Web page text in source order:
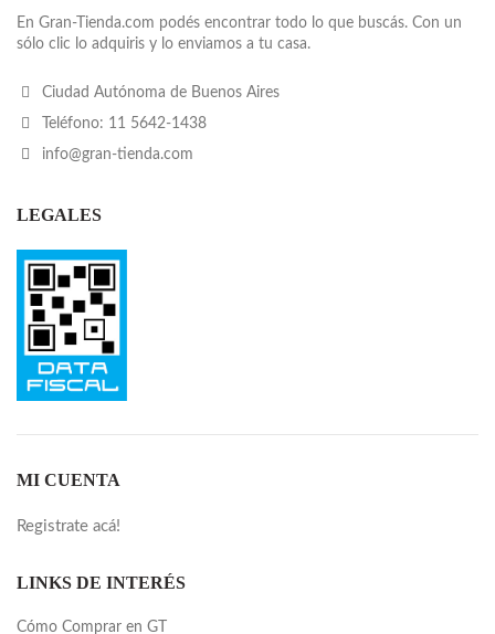
En Gran-Tienda.com podés encontrar todo lo que buscás. Con un
sólo clic lo adquiris y lo enviamos a tu casa.
Ciudad Autónoma de Buenos Aires
Teléfono: 11 5642-1438
info@gran-tienda.com
LEGALES
MI CUENTA
Registrate acá!
LINKS DE INTERÉS
Cómo Comprar en GT